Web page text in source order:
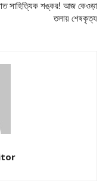
সাহিত্যিক শঙ্কর! আজ কেওড়া
তলায় শেষকৃত্য